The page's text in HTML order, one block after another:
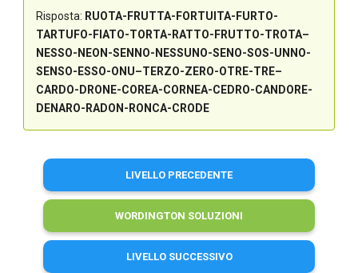
Risposta: RUOTA-FRUTTA-FORTUITA-FURTO-
TARTUFO-FIATO-TORTA-RATTO-FRUTTO-TROTA–
NESSO-NEON-SENNO-NESSUNO-SENO-SOS-UNNO-
SENSO-ESSO-ONU–TERZO-ZERO-OTRE-TRE–
CARDO-DRONE-COREA-CORNEA-CEDRO-CANDORE-
DENARO-RADON-RONCA-CRODE
LIVELLO PRECEDENTE
WORDINGTON SOLUZIONI
LIVELLO SUCCESSIVO